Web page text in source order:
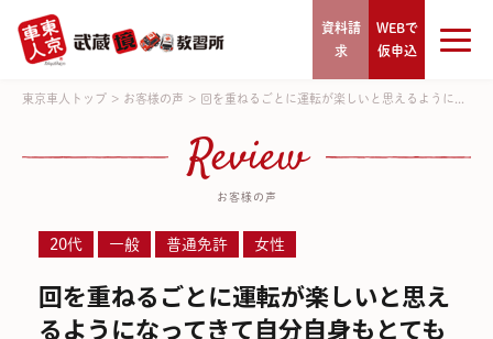
資料請
求
WEBで
仮申込
東京車人トップ > お客様の声 > 回を重ねるごとに運転が楽しいと思えるように...
Review
お客様の声
20代 一般 普通免許 女性
回を重ねるごとに運転が楽しいと思え
るようになってきて自分自身もとても